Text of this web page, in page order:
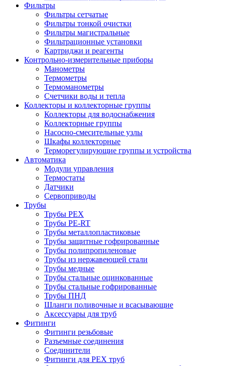
Фильтры
Фильтры сетчатые
Фильтры тонкой очистки
Фильтры магистральные
Фильтрационные установки
Картриджи и реагенты
Контрольно-измерительные приборы
Манометры
Термометры
Термоманометры
Счетчики воды и тепла
Коллекторы и коллекторные группы
Коллекторы для водоснабжения
Коллекторные группы
Насосно-смесительные узлы
Шкафы коллекторные
Терморегулирующие группы и устройства
Автоматика
Модули управления
Термостаты
Датчики
Сервоприводы
Трубы
Трубы PEX
Трубы PE-RT
Трубы металлопластиковые
Трубы защитные гофрированные
Трубы полипропиленовые
Трубы из нержавеющей стали
Трубы медные
Трубы стальные оцинкованные
Трубы стальные гофрированные
Трубы ПНД
Шланги поливочные и всасывающие
Аксессуары для труб
Фитинги
Фитинги резьбовые
Разъемные соединения
Соединители
Фитинги для PEX труб